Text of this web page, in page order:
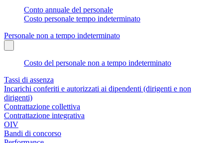
Conto annuale del personale
Costo personale tempo indeterminato
Personale non a tempo indeterminato
Costo del personale non a tempo indeterminato
Tassi di assenza
Incarichi conferiti e autorizzati ai dipendenti (dirigenti e non
dirigenti)
Contrattazione collettiva
Contrattazione integrativa
OIV
Bandi di concorso